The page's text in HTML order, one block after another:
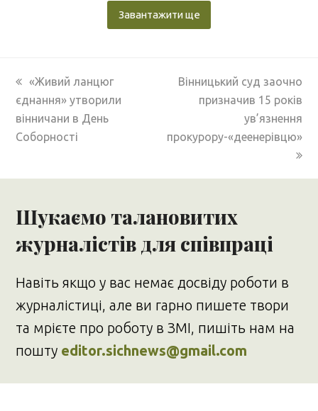
Завантажити ще
previous
post:
«Живий ланцюг
єднання» утворили
вінничани в День
Соборності
next
post:
Вінницький суд заочно
призначив 15 років
ув’язнення
прокурору-«деенерівцю»
Шукаємо талановитих
журналістів для співпраці
Навіть якщо у вас немає досвіду роботи в
журналістиці, але ви гарно пишете твори
та мрієте про роботу в ЗМІ, пишіть нам на
пошту editor.sichnews@gmail.com